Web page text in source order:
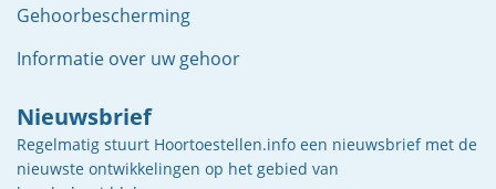
Gehoorbescherming
Informatie over uw gehoor
Nieuwsbrief
Regelmatig stuurt Hoortoestellen.info een nieuwsbrief met de
nieuwste ontwikkelingen op het gebied van